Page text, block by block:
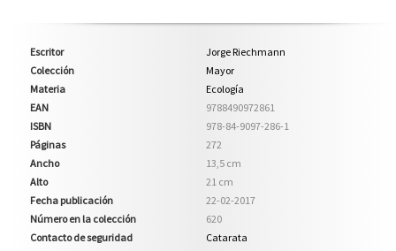
Escritor
Jorge Riechmann
Colección
Mayor
Materia
Ecología
EAN
9788490972861
ISBN
978-84-9097-286-1
Páginas
272
Ancho
13,5 cm
Alto
21 cm
Fecha publicación
22-02-2017
Número en la colección
620
Contacto de seguridad
Catarata